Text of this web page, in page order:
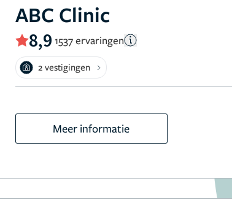
ABC Clinic
8,9 1537 ervaringen
2 vestigingen
Meer informatie